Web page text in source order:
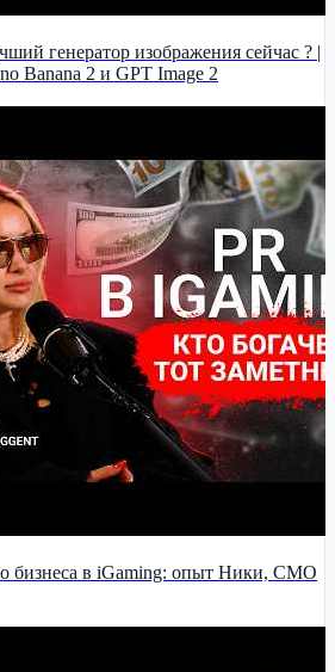
генератор изображения сейчас ? |
Banana 2 и GPT Image 2
бизнеса в iGaming: опыт Ники, СМО